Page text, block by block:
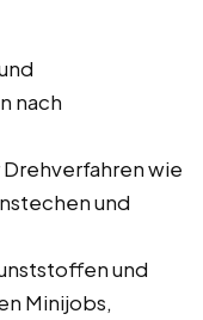
nach
wie
und
und
Minijobs,